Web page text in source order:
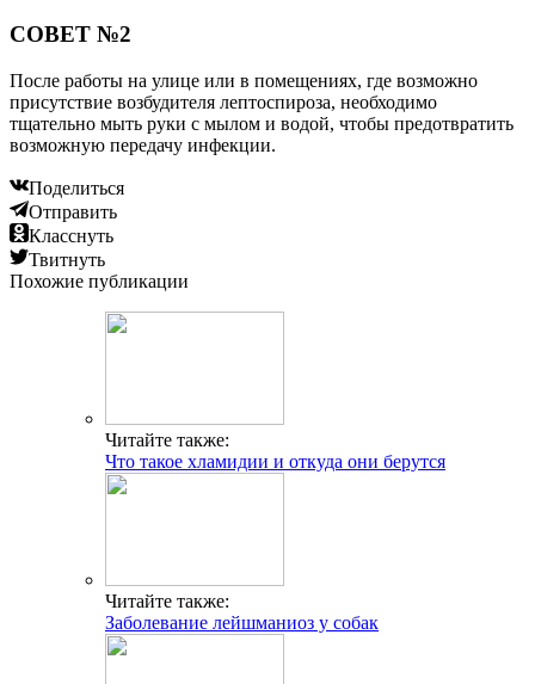
СОВЕТ №2
После работы на улице или в помещениях, где возможно
присутствие возбудителя лептоспироза, необходимо
тщательно мыть руки с мылом и водой, чтобы предотвратить
возможную передачу инфекции.
Поделиться
Отправить
Класснуть
Твитнуть
Похожие публикации
Читайте также:
Что такое хламидии и откуда они берутся
Читайте также:
Заболевание лейшманиоз у собак